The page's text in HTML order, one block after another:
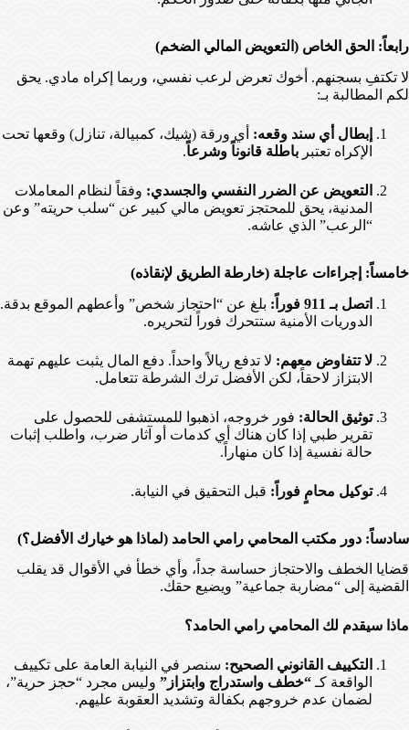
رابعاً: الحق الخاص (التعويض المالي الضخم)
لا تكتفِ بسجنهم. أخوك تعرض لرعب نفسي، وربما إكراه مادي. يحق
لكم المطالبة بـ:
إبطال أي سند وقعه: أي ورقة (شيك، كمبيالة، تنازل) وقعها تحت
الإكراه تعتبر باطلة قانوناً وشرعاً.
التعويض عن الضرر النفسي والجسدي: وفقاً لنظام المعاملات
المدنية، يحق للمحتجز تعويض مالي كبير عن “سلب حريته” وعن
“الرعب” الذي عاشه.
خامساً: إجراءات عاجلة (خارطة الطريق لإنقاذه)
اتصل بـ 911 فوراً:
بلغ عن “احتجاز شخص” وأعطهم الموقع بدقة.
الدوريات الأمنية ستتحرك فوراً لتحريره.
لا تتفاوض معهم: لا تدفع ريالاً واحداً. دفع المال يثبت عليهم تهمة
الابتزاز لاحقاً، لكن الأفضل ترك الشرطة تتعامل.
توثيق الحالة: فور خروجه، اذهبوا للمستشفى للحصول على
تقرير طبي إذا كان هناك أي كدمات أو آثار ضرب، واطلب إثبات
حالة نفسية إذا كان منهاراً.
توكيل محامٍ فوراً: قبل التحقيق في النيابة.
سادساً: دور مكتب المحامي رامي الحامد (لماذا هو خيارك الأفضل؟)
قضايا الخطف والاحتجاز حساسة جداً، وأي خطأ في الأقوال قد يقلب
القضية إلى “مضاربة جماعية” ويضيع حقك.
ماذا سيقدم لك المحامي رامي الحامد؟
التكييف القانوني الصحيح: سنصر في النيابة العامة على تكييف
الواقعة كـ“خطف واستدراج وابتزاز” وليس مجرد “حجز حرية”،
لضمان عدم خروجهم بكفالة وتشديد العقوبة عليهم.